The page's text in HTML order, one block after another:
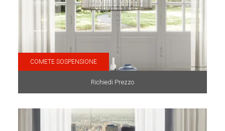
COMETE SOSPENSIONE
Richiedi Prezzo